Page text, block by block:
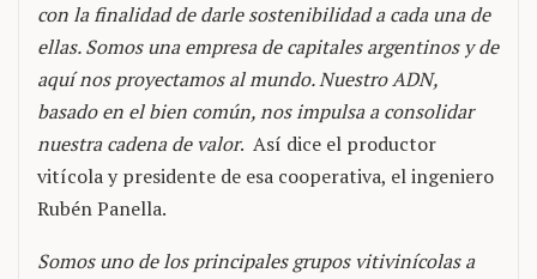
con la finalidad de darle sostenibilidad a cada una de
ellas. Somos una empresa de capitales argentinos y de
aquí nos proyectamos al mundo. Nuestro ADN,
basado en el bien común, nos impulsa a consolidar
nuestra cadena de valor. Así dice el productor
vitícola y presidente de esa cooperativa, el ingeniero
Rubén Panella.
Somos uno de los principales grupos vitivinícolas a